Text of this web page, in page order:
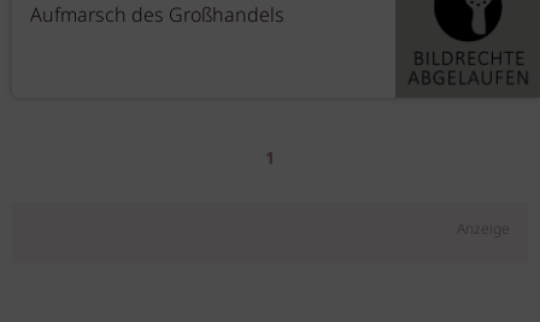
Aufmarsch des Großhandels
1
Anzeige